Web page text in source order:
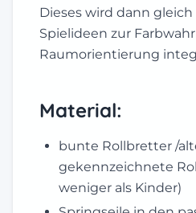
Dieses wird dann
Spielideen zur
Raumorientierung
Material:
bunte Rollbretter /
gekennzeichnete
weniger als Kinder)